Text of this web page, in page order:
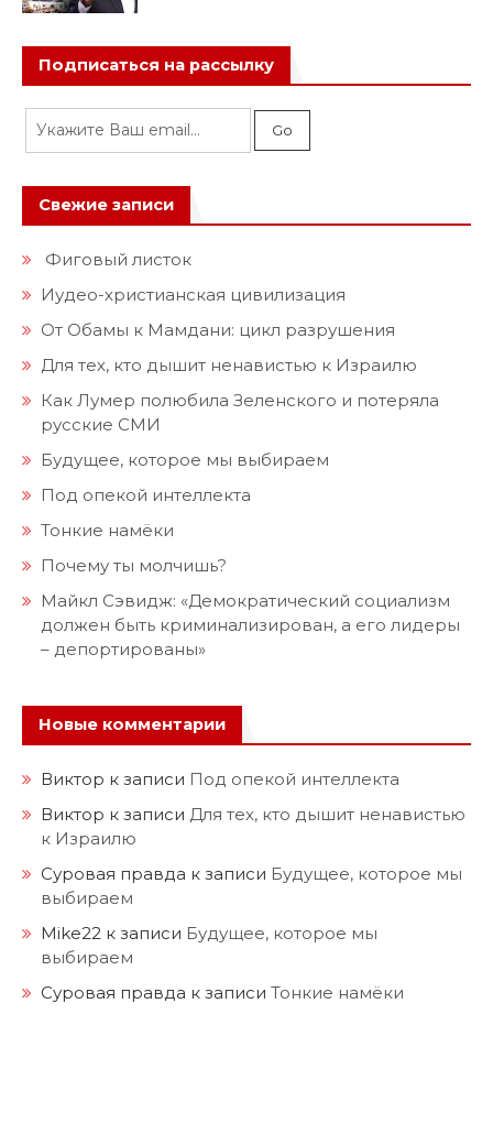
Подписаться на рассылку
Свежие записи
Фиговый листок
Иудео-христианская цивилизация
От Обамы к Мамдани: цикл разрушения
Для тех, кто дышит ненавистью к Израилю
Как Лумер полюбила Зеленского и потеряла
русские СМИ
Будущее, которое мы выбираем
Под опекой интеллекта
Тонкие намёки
Почему ты молчишь?
Майкл Сэвидж: «Демократический социализм
должен быть криминализирован, а его лидеры
– депортированы»
Новые комментарии
Виктор к записи Под опекой интеллекта
Виктор к записи Для тех, кто дышит ненавистью
к Израилю
Суровая правда к записи Будущее, которое мы
выбираем
Mike22 к записи Будущее, которое мы
выбираем
Суровая правда к записи Тонкие намёки